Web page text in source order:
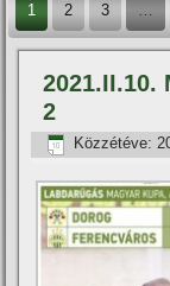
1 2 3 …
2021.II.10.
2
Közzétéve: